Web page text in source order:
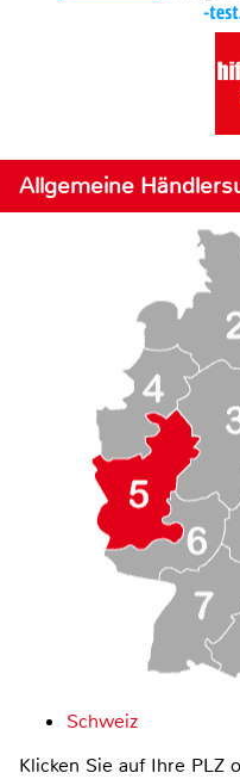
Allgemeine
Schweiz
Klicken Sie auf Ihre PLZ